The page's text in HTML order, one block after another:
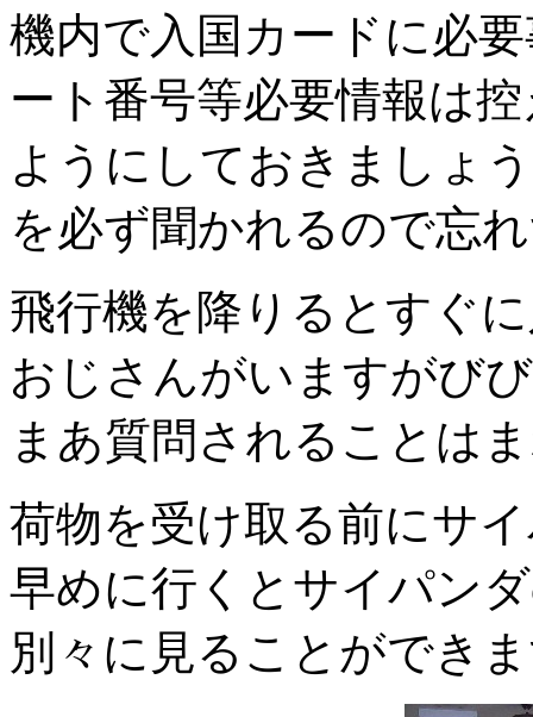
機内で入国カードに必
ート番号等必要情報は
ようにしておきましょ
を必ず聞かれるので忘
飛行機を降りるとすぐ
おじさんがいますがび
まあ質問されることは
荷物を受け取る前にサ
早めに行くとサイパン
別々に見ることができ